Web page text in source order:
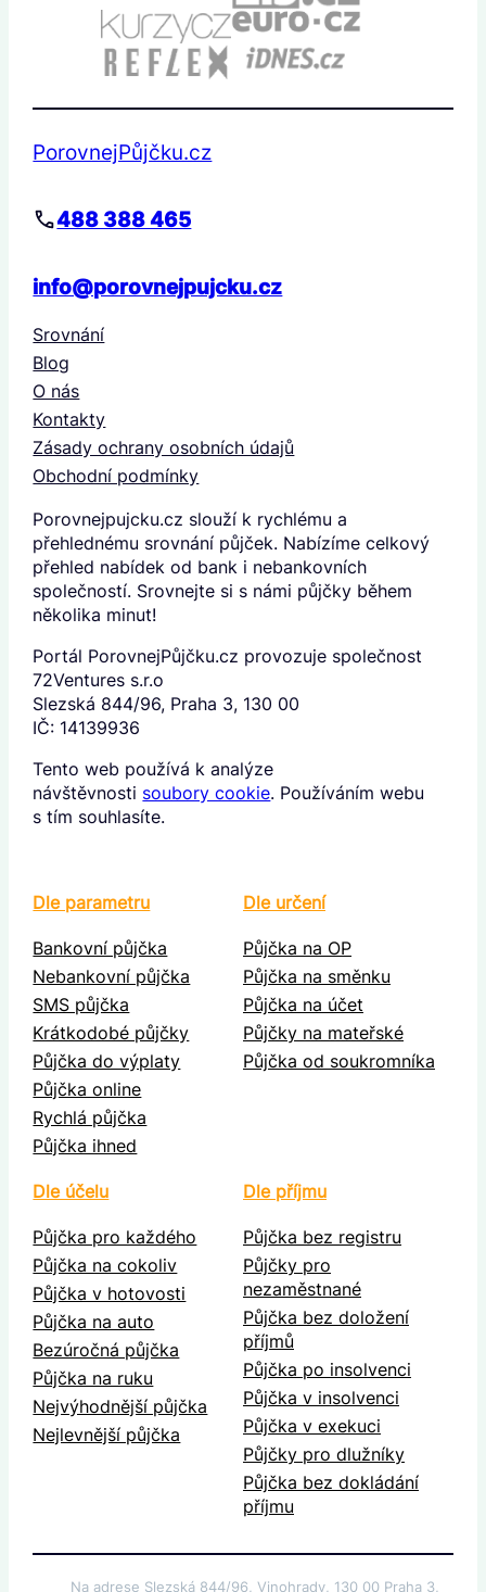
PorovnejPůjčku.cz
488 388 465
info@porovnejpujcku.cz
Srovnání
Blog
O nás
Kontakty
Zásady ochrany osobních údajů
Obchodní podmínky
Porovnejpujcku.cz slouží k rychlému a
přehlednému srovnání půjček. Nabízíme celkový
přehled nabídek od bank i nebankovních
společností. Srovnejte si s námi půjčky během
několika minut!
Portál PorovnejPůjčku.cz provozuje společnost
72Ventures s.r.o
Slezská 844/96, Praha 3, 130 00
IČ: 14139936
Tento web používá k analýze
návštěvnosti soubory cookie. Používáním webu
s tím souhlasíte.
Dle parametru
Bankovní půjčka
Nebankovní půjčka
SMS půjčka
Krátkodobé půjčky
Půjčka do výplaty
Půjčka online
Rychlá půjčka
Půjčka ihned
Dle určení
Půjčka na OP
Půjčka na směnku
Půjčka na účet
Půjčky na mateřské
Půjčka od soukromníka
Dle účelu
Půjčka pro každého
Půjčka na cokoliv
Půjčka v hotovosti
Půjčka na auto
Bezúročná půjčka
Půjčka na ruku
Nejvýhodnější půjčka
Nejlevnější půjčka
Dle příjmu
Půjčka bez registru
Půjčky pro
nezaměstnané
Půjčka bez doložení
příjmů
Půjčka po insolvenci
Půjčka v insolvenci
Půjčka v exekuci
Půjčky pro dlužníky
Půjčka bez dokládání
příjmu
Na adrese Slezská 844/96, Vinohrady, 130 00 Praha 3,